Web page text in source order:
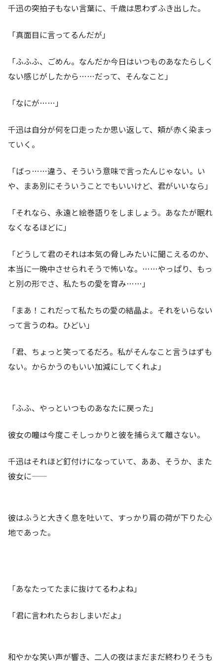
千迅の突拍子もない言葉に、千歳は思わずふき出した。
「真面目に言ってるんだが」
「ふふふ、ごめん。なんだか今日はいつものあなたらしく
ない感じがしたから……だって、そんなこと」
「なにが……」
千迅は自分が何を口走ったか思い返して、頬が赤く染まっ
ていく。
「ばっ……違う、そういう意味で言ったんじゃない。い
や、まあ別にそういうことでもいいけど、君がいいなら」
「それなら、永遠と絵巻語りをしましょう。あなたが眠れ
なくなるほどに」
「どうして君のそれは本気の脅しみたいに聞こえるのか、
本当に一晩中させられそうで怖いな。……やっぱり、もっ
と別の形でさ、私たちの愛を育み……」
「まあ！これだって私たちの愛の結晶よ。それをいらない
って言うのね。ひどい」
「君、ちょっと笑ってるだろ。私がそんなこと言うはずも
ない。からかうのもいい加減にしてくれよ」
「ふふ、やっといつものあなたに戻った」
彼女の瞳は今度こそしっかりと彼を捕らえて離さない。
千迅はそれほど釘付けになっていて、ああ、そうか、また
彼女に――
彼はふうと大きく息を吐いて、すっかり肩の荷が下りた心
地であった。
「あなたってたまに抜けてるわよね」
「君に言われたらおしまいだよ」
和やかな笑い声が響き、二人の夜はまだまだ終わりそうも